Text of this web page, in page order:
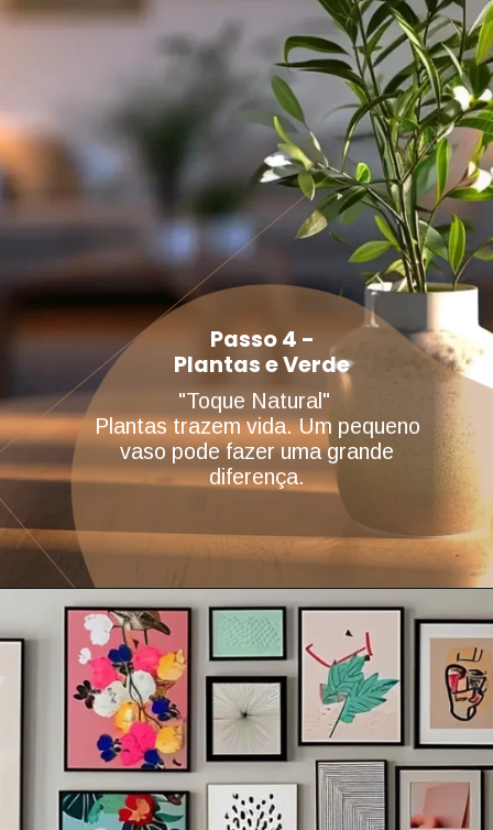
"Toque Natural"
Plantas trazem vida. Um pequeno
vaso pode fazer uma grande
diferença.
Passo 4 -
Plantas e Verde